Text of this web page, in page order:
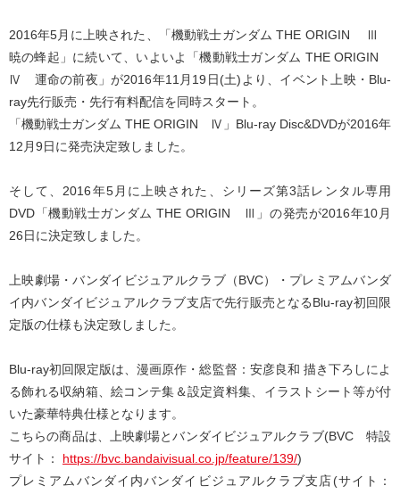
2016年5月に上映された、「機動戦士ガンダム THE ORIGIN Ⅲ
暁の蜂起」に続いて、いよいよ「機動戦士ガンダム THE ORIGIN
Ⅳ 運命の前夜」が2016年11月19日(土)より、イベント上映・Blu-
ray先行販売・先行有料配信を同時スタート。
「機動戦士ガンダム THE ORIGIN Ⅳ」Blu-ray Disc&DVDが2016年
12月9日に発売決定致しました。
そして、2016年5月に上映された、シリーズ第3話レンタル専用
DVD「機動戦士ガンダム THE ORIGIN Ⅲ」の発売が2016年10月
26日に決定致しました。
上映劇場・バンダイビジュアルクラブ（BVC）・プレミアムバンダ
イ内バンダイビジュアルクラブ支店で先行販売となるBlu-ray初回限
定版の仕様も決定致しました。
Blu-ray初回限定版は、漫画原作・総監督：安彦良和 描き下ろしによ
る飾れる収納箱、絵コンテ集＆設定資料集、イラストシート等が付
いた豪華特典仕様となります。
こちらの商品は、上映劇場とバンダイビジュアルクラブ(BVC 特設
サイト： https://bvc.bandaivisual.co.jp/feature/139/)
プレミアムバンダイ内バンダイビジュアルクラブ支店(サイト：